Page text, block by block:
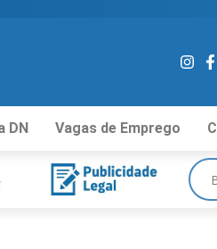
DN Vagas de Emprego